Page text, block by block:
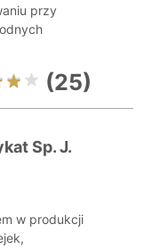
przy
(25)
Sp. J.
w produkcji